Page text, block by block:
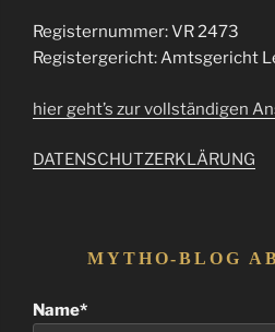
Registernummer: VR 2473
Registergericht: Amtsgericht
hier geht’s zur vollständigen
DATENSCHUTZERKLÄRUNG
MYTHO-BLOG
Name*